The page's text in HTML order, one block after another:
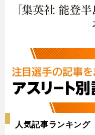
人気記事ランキング